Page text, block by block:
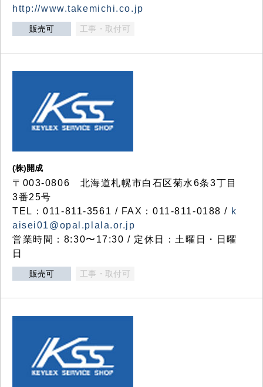
http://www.takemichi.co.jp
販売可 工事・取付可
(株)開成
〒003-0806 北海道札幌市白石区菊水6条3丁目
3番25号
TEL：011-811-3561 / FAX：011-811-0188 / k
aisei01@opal.plala.or.jp
営業時間：8:30〜17:30 / 定休日：土曜日・日曜
日
販売可 工事・取付可